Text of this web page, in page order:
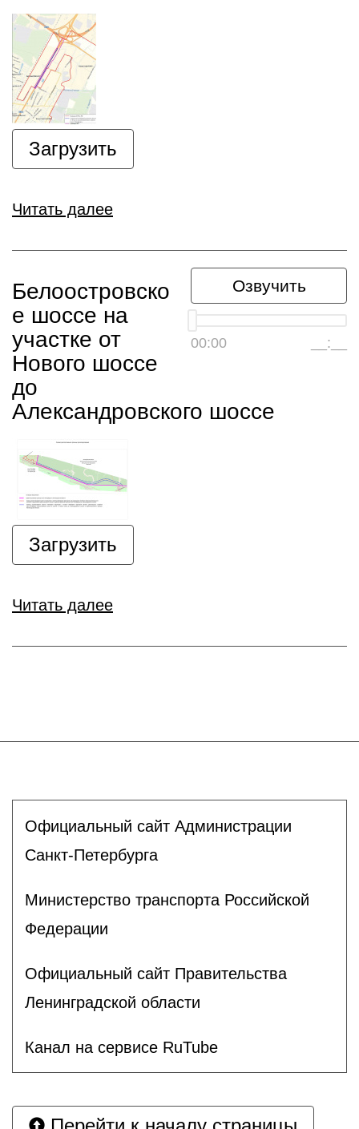
Загрузить
Читать далее
Озвучить
00:00 __:__
Белоостровско
е шоссе на
участке от
Нового шоссе
до
Александровского шоссе
Загрузить
Читать далее
Официальный сайт Администрации
Санкт-Петербурга
Министерство транспорта Российской
Федерации
Официальный сайт Правительства
Ленинградской области
Канал на сервисе RuTube